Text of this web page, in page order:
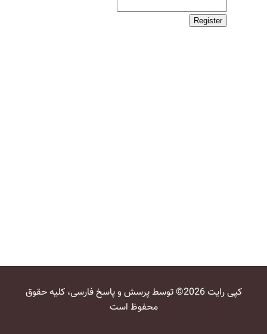
Register
کپی رایت 2026© توسط پرسش و پاسخ فارسی، کلیه حقوق
محفوظ است